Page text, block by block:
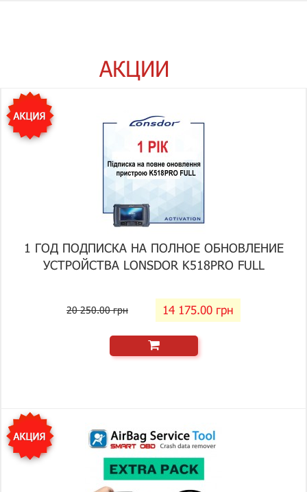
АКЦИИ
1 ГОД ПОДПИСКА НА ПОЛНОЕ ОБНОВЛЕНИЕ
УСТРОЙСТВА LONSDOR K518PRO FULL
20 250.00 грн 14 175.00 грн